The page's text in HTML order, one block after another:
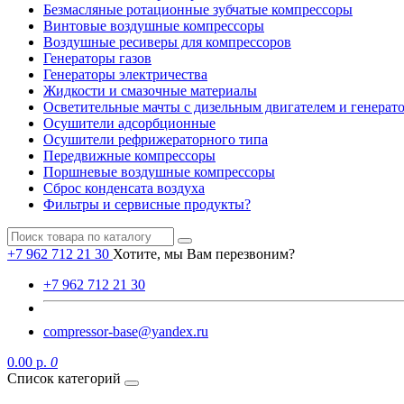
Безмасляные ротационные зубчатые компрессоры
Винтовые воздушные компрессоры
Воздушные ресиверы для компрессоров
Генераторы газов
Генераторы электричества
Жидкости и смазочные материалы
Осветительные мачты с дизельным двигателем и
Осушители адсорбционные
Осушители рефрижераторного типа
Передвижные компрессоры
Поршневые воздушные компрессоры
Сброс конденсата воздуха
Фильтры и сервисные продукты?
+7 962 712 21 30 Хотите, мы Вам перезвоним?
+7 962 712 21 30
compressor-base@yandex.ru
0.00 р. 0
Список категорий